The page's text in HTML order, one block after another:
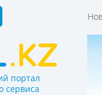
портал
сервиса